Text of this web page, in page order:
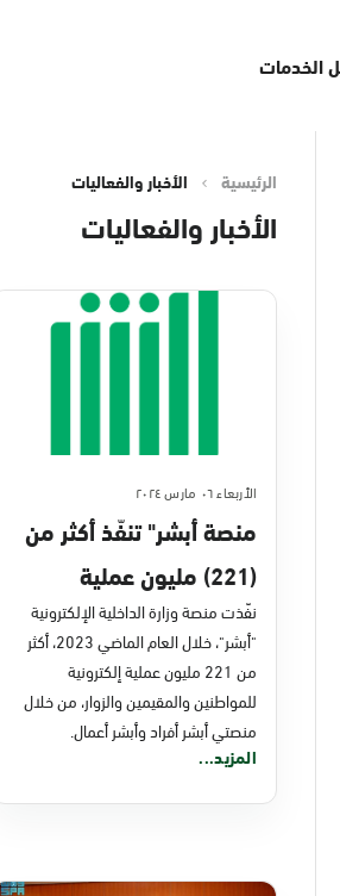
الخدمات
الرئيسية الأخبار والفعاليات
الأخبار والفعاليات
الأربعاء ٠٦ مارس ٢٠٢٤
منصة أبشر" تنفّذ أكثر من
(221) مليون عملية
إلكترونية في 2023
نفّذت منصة وزارة الداخلية الإلكترونية
"أبشر"، خلال العام الماضي 2023، أكثر
من 221 مليون عملية إلكترونية
للمواطنين والمقيمين والزوار، من خلال
منصتي أبشر أفراد وأبشر أعمال.
المزيد...